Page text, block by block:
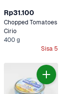
Rp31.100
Chopped Tomatoes
Cirio
400 g
Sisa 5